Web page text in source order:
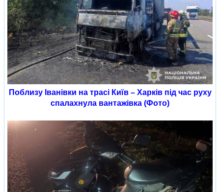
Поблизу Іванівки на трасі Київ – Харків під час руху
спалахнула вантажівка (Фото)